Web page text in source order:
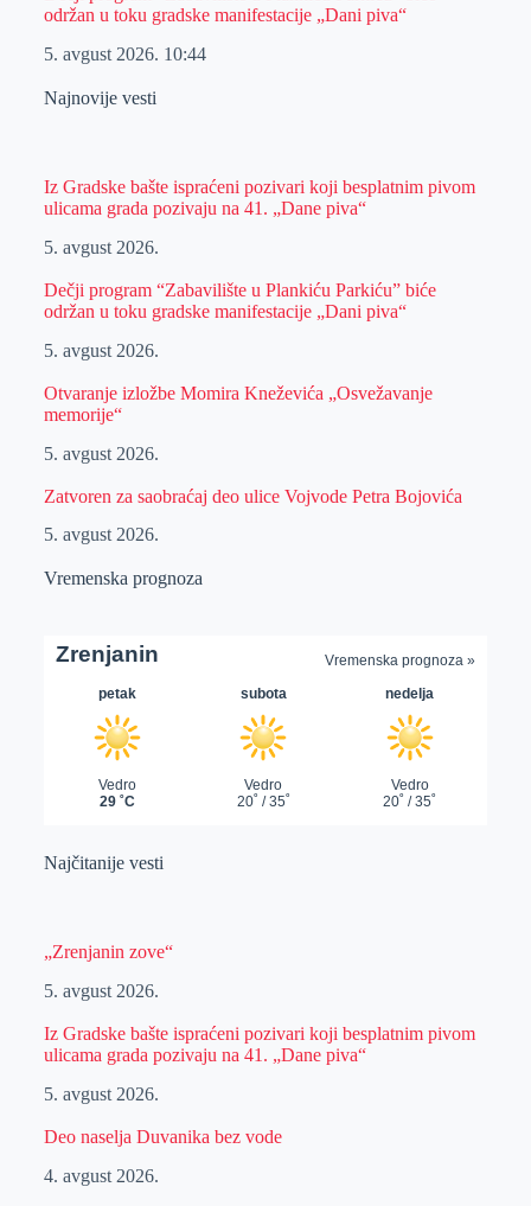
održan u toku gradske manifestacije „Dani piva“
5. avgust 2026. 10:44
Najnovije vesti
Iz Gradske bašte ispraćeni pozivari koji besplatnim pivom
ulicama grada pozivaju na 41. „Dane piva“
5. avgust 2026.
Dečji program “Zabavilište u Plankiću Parkiću” biće
održan u toku gradske manifestacije „Dani piva“
5. avgust 2026.
Otvaranje izložbe Momira Kneževića „Osvežavanje
memorije“
5. avgust 2026.
Zatvoren za saobraćaj deo ulice Vojvode Petra Bojovića
5. avgust 2026.
Vremenska prognoza
Najčitanije vesti
„Zrenjanin zove“
5. avgust 2026.
Iz Gradske bašte ispraćeni pozivari koji besplatnim pivom
ulicama grada pozivaju na 41. „Dane piva“
5. avgust 2026.
Deo naselja Duvanika bez vode
4. avgust 2026.